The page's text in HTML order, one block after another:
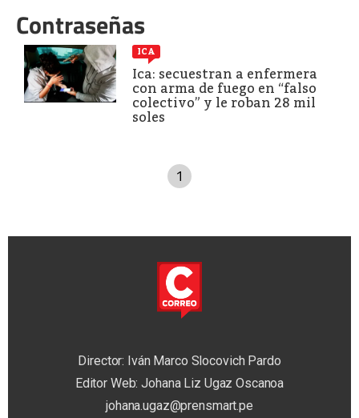
Contraseñas
ICA
Ica: secuestran a enfermera
con arma de fuego en “falso
colectivo” y le roban 28 mil
soles
1
Director: Iván Marco Slocovich Pardo
Editor Web: Johana Liz Ugaz Oscanoa
johana.ugaz@prensmart.pe